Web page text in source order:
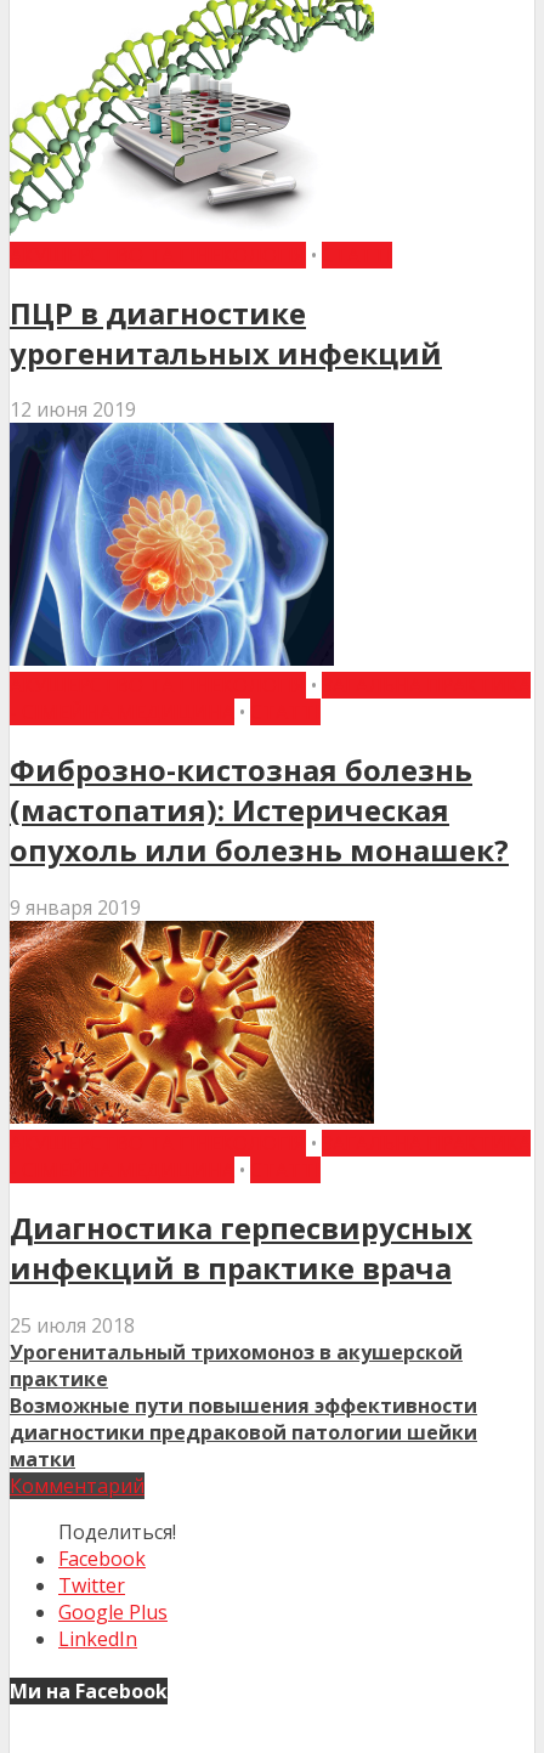
•
ПЦР в диагностике
урогенитальных инфекций
12 июня 2019
•
•
Фиброзно-кистозная болезнь
(мастопатия): Истерическая
опухоль или болезнь монашек?
9 января 2019
•
•
Диагностика герпесвирусных
инфекций в практике врача
25 июля 2018
Урогенитальный трихомоноз в акушерской
практике
Возможные пути повышения эффективности
диагностики предраковой патологии шейки
матки
Комментарий
Поделиться!
Facebook
Twitter
Google Plus
LinkedIn
Ми на Facebook